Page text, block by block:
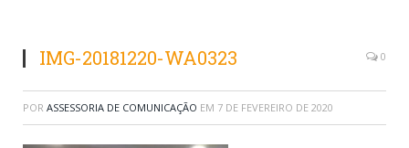
IMG-20181220-WA0323 0
POR ASSESSORIA DE COMUNICAÇÃO EM 7 DE FEVEREIRO DE 2020